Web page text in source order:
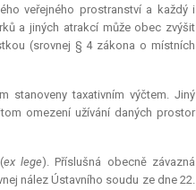
veřejného prostranství a každý i
a jiných atrakcí může obec zvýšit
(srovnej § 4 zákona o místních
stanoveny taxativním výčtem. Jiný
omezení užívání daných prostor
ex lege). Příslušná obecně závazná
nález Ústavního soudu ze dne 22.